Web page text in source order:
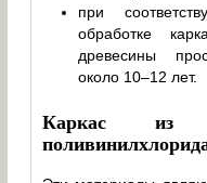
при
обработке
древесины
около 10–12 лет.
Каркас из